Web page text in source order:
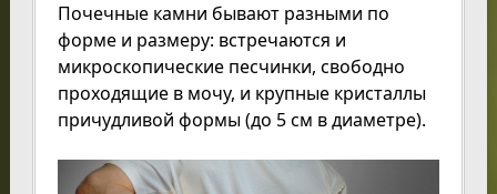
Почечные камни бывают разными по
форме и размеру: встречаются и
микроскопические песчинки, свободно
проходящие в мочу, и крупные кристаллы
причудливой формы (до 5 см в диаметре).